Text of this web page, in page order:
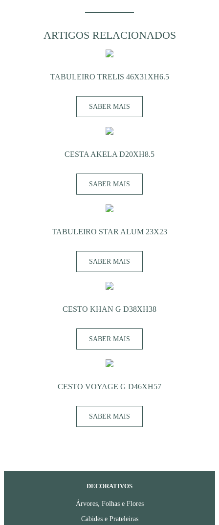
ARTIGOS RELACIONADOS
TABULEIRO TRELIS 46X31XH6.5
SABER MAIS
CESTA AKELA D20XH8.5
SABER MAIS
TABULEIRO STAR ALUM 23X23
SABER MAIS
CESTO KHAN G D38XH38
SABER MAIS
CESTO VOYAGE G D46XH57
SABER MAIS
DECORATIVOS
Árvores, Folhas e Flores
Cabides e Prateleiras